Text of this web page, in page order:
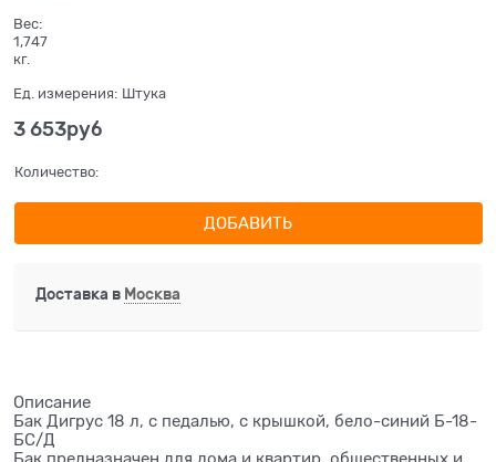
Вес:
1,747
кг.
Ед. измерения: Штука
3 653руб
Количество:
ДОБАВИТЬ
Доставка в Москва
Описание
Бак Дигрус 18 л, с педалью, с крышкой, бело-синий Б-18-
БС/Д
Бак предназначен для дома и квартир, общественных и